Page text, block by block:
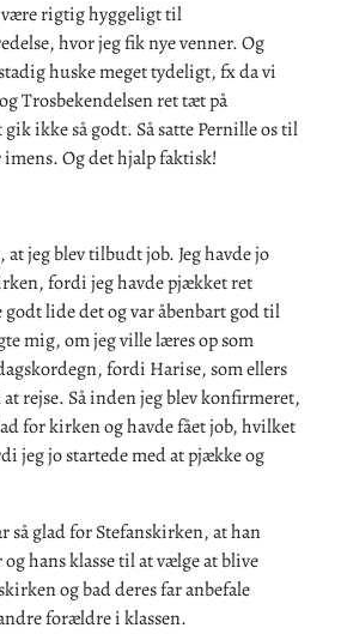
være rigtig hyggeligt til
hvor jeg fik nye venner. Og
huske meget tydeligt, fx da vi
Trosbekendelsen ret tæt på
ikke så godt. Så satte Pernille os til
Og det hjalp faktisk!
at jeg blev tilbudt job. Jeg havde jo
fordi jeg havde pjækket ret
lide det og var åbenbart god til
mig, om jeg ville læres op som
fordi Harise, som ellers
rejse. Så inden jeg blev konfirmeret,
for kirken og havde fået job, hvilket
jeg jo startede med at pjække og
så glad for Stefanskirken, at han
hans klasse til at vælge at blive
og bad deres far anbefale
forældre i klassen.